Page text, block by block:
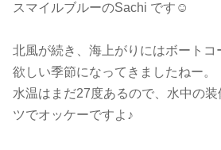
スマイルブルーのSachi です☺︎
北風が続き、海上がりにはボート
欲しい季節になってきましたねー。
水温はまだ27度あるので、水中の
ツでオッケーですよ♪